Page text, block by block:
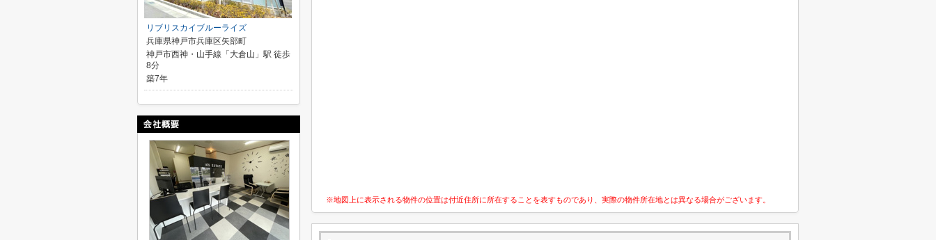
※地図上に表示される物件の位置は付近住所に所在することを表すものであり、実際の物件所在地とは異なる場合がございます。
リブリスカイブルーライズ
兵庫県神戸市兵庫区矢部町
神戸市西神・山手線「大倉山」駅 徒歩
8分
築7年